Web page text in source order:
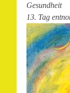
Gesundheit
13. Tag